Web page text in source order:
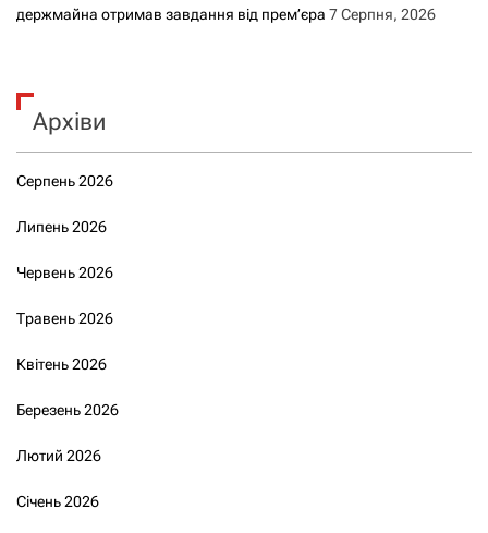
держмайна отримав завдання від прем’єра 7 Серпня, 2026
Архіви
Серпень 2026
Липень 2026
Червень 2026
Травень 2026
Квітень 2026
Березень 2026
Лютий 2026
Січень 2026